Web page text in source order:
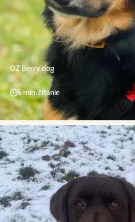
OZ Berry dog
5 min. čítanie